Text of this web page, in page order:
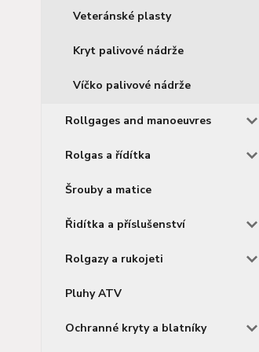
Veteránské plasty
Kryt palivové nádrže
Víčko palivové nádrže
Rollgages and manoeuvres
Rolgas a řídítka
Šrouby a matice
Řidítka a příslušenství
Rolgazy a rukojeti
Pluhy ATV
Ochranné kryty a blatníky